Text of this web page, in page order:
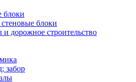
блоки
блоки
и дорожное строительство
забор